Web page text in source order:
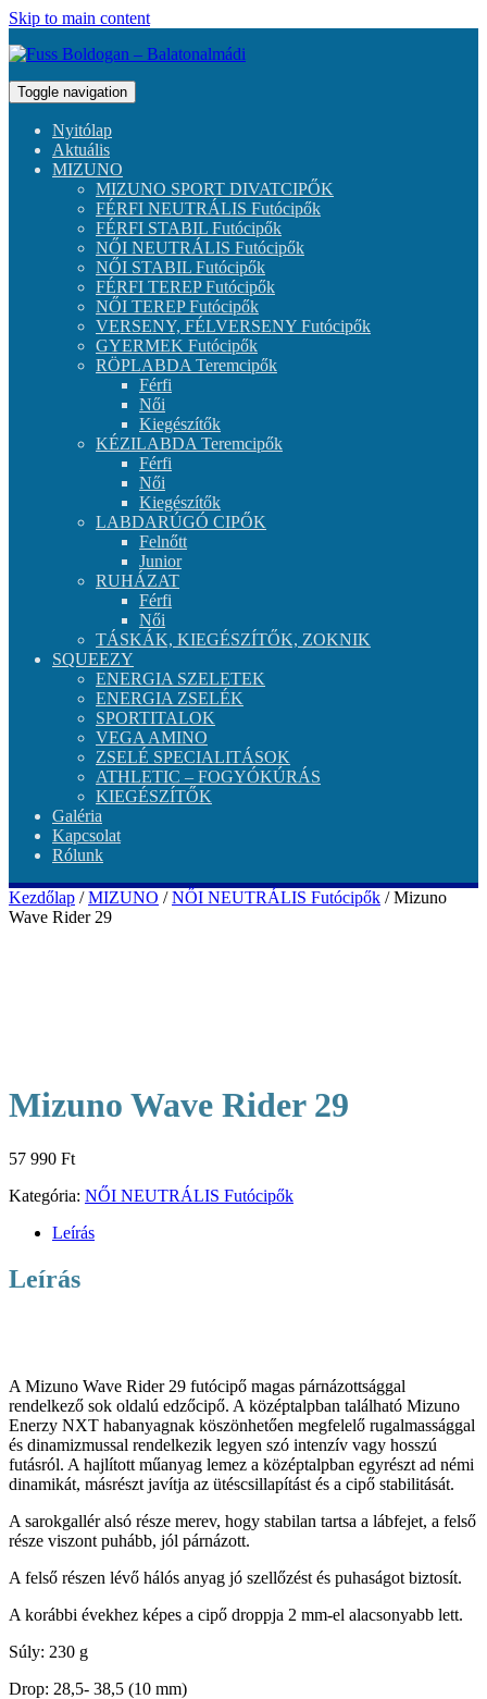
Skip to main content
Toggle navigation
Nyitólap
Aktuális
MIZUNO
MIZUNO SPORT DIVATCIPŐK
FÉRFI NEUTRÁLIS Futócipők
FÉRFI STABIL Futócipők
NŐI NEUTRÁLIS Futócipők
NŐI STABIL Futócipők
FÉRFI TEREP Futócipők
NŐI TEREP Futócipők
VERSENY, FÉLVERSENY Futócipők
GYERMEK Futócipők
RÖPLABDA Teremcipők
Férfi
Női
Kiegészítők
KÉZILABDA Teremcipők
Férfi
Női
Kiegészítők
LABDARÚGÓ CIPŐK
Felnőtt
Junior
RUHÁZAT
Férfi
Női
TÁSKÁK, KIEGÉSZÍTŐK, ZOKNIK
SQUEEZY
ENERGIA SZELETEK
ENERGIA ZSELÉK
SPORTITALOK
VEGA AMINO
ZSELÉ SPECIALITÁSOK
ATHLETIC – FOGYÓKÚRÁS
KIEGÉSZÍTŐK
Galéria
Kapcsolat
Rólunk
Kezdőlap /MIZUNO /NŐI NEUTRÁLIS Futócipők / Mizuno
Wave Rider 29
Mizuno Wave Rider 29
57 990 Ft
Kategória: NŐI NEUTRÁLIS Futócipők
Leírás
Leírás
A Mizuno Wave Rider 29 futócipő magas párnázottsággal
rendelkező sok oldalú edzőcipő. A középtalpban található Mizuno
Enerzy NXT habanyagnak köszönhetően megfelelő rugalmassággal
és dinamizmussal rendelkezik legyen szó intenzív vagy hosszú
futásról. A hajlított műanyag lemez a középtalpban egyrészt ad némi
dinamikát, másrészt javítja az ütéscsillapítást és a cipő stabilitását.
A sarokgallér alsó része merev, hogy stabilan tartsa a lábfejet, a felső
része viszont puhább, jól párnázott.
A felső részen lévő hálós anyag jó szellőzést és puhaságot biztosít.
A korábbi évekhez képes a cipő droppja 2 mm-el alacsonyabb lett.
Súly: 230 g
Drop: 28,5- 38,5 (10 mm)